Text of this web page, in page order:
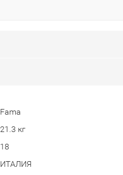
Fama
21.3 кг
18
ИТАЛИЯ